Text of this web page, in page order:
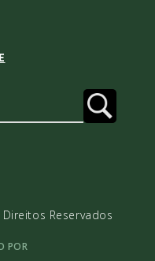
Reservados
POR